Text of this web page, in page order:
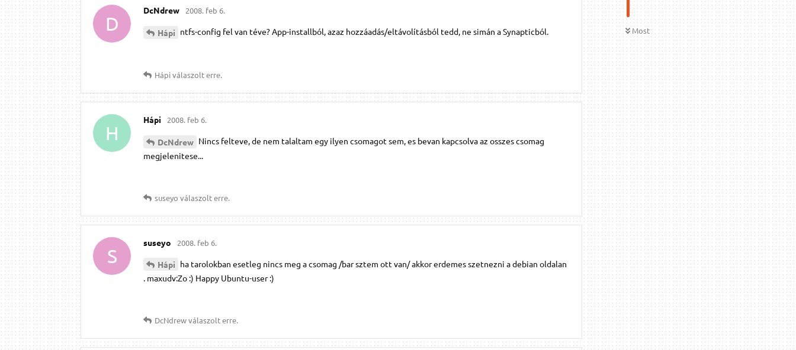
Most
D
DcNdrew 2008. feb 6.
Hápi ntfs-config fel van téve? App-installból, azaz hozzáadás/eltávolításból tedd, ne simán a Synapticból.
Hápiválaszolt erre.
H
Hápi 2008. feb 6.
DcNdrew Nincs felteve, de nem talaltam egy ilyen csomagot sem, es bevan kapcsolva az osszes csomag
megjelenitese...
suseyo válaszolt erre.
S
suseyo 2008. feb 6.
Hápi ha tarolokban esetleg nincs meg a csomag /bar sztem ott van/ akkor erdemes szetnezni a debian oldalan
. maxudv:Zo :) Happy Ubuntu-user :)
DcNdrewválaszolt erre.